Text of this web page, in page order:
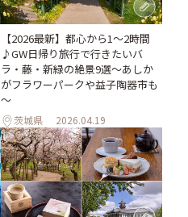
【2026最新】都心から1～2時間
♪GW日帰り旅行で行きたいバ
ラ・藤・新緑の絶景9選～あしか
がフラワーパークや益子陶器市も
～
茨城県 2026.04.19